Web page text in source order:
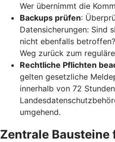
Wer übernimmt die
Backups prüfen:
Datensicherungen: Sind
nicht ebenfalls
Weg zurück zum
Rechtliche Pflichten
gelten gesetzliche
innerhalb von 72
umgehend.
Zentrale Bausteine